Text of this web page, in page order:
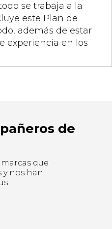
se trabaja a la
este Plan de
además de estar
experiencia en los
de
que
nos han